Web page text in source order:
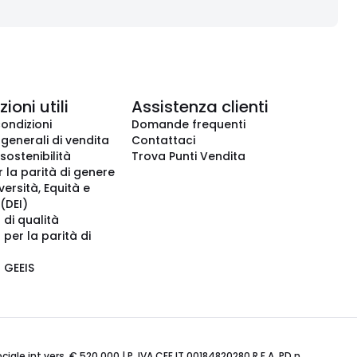
utili
di vendita
la parità di genere
Equità e
qualità
per la parità di
Assistenza clienti
Domande frequenti
Contattaci
Trova Punti Vendita